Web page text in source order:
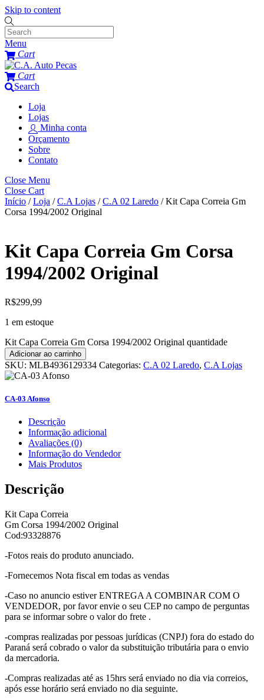
Skip to content
Menu
Cart
Cart
Search
Loja
Lojas
Minha conta
Orçamento
Sobre
Contato
Close Menu
Close Cart
Início /Loja /C.A Lojas /C.A 02 Laredo / Kit Capa Correia Gm
Corsa 1994/2002 Original
Kit Capa Correia Gm Corsa
1994/2002 Original
R$299,99
1 em estoque
Kit Capa Correia Gm Corsa 1994/2002 Original quantidade
Adicionar ao carrinho
SKU: MLB4936129334 Categorias: C.A 02 Laredo, C.A Lojas
CA-03 Afonso
Descrição
Informação adicional
Avaliações (0)
Informação do Vendedor
Mais Produtos
Descrição
Kit Capa Correia
Gm Corsa 1994/2002 Original
Cod:93328876
-Fotos reais do produto anunciado.
-Fornecemos Nota fiscal em todas as vendas
-Caso no anuncio estiver ENTREGA A COMBINAR COM O
VENDEDOR, por favor envie o seu CEP no campo de perguntas
para se informar sobre o valor do frete .
-compras realizadas por pessoas jurídicas (CNPJ) fora do estado do
Paraná será cobrado o valor da substituição tributária para o envio
da mercadoria.
-Compras realizadas até as 15hrs será enviado no dia via correios,
após esse horário será enviado no dia seguinte.